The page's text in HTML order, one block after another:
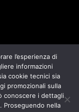
l’esperienza di
informazioni
cookie tecnici sia
promozionali sulla
conoscere i dettagli
Proseguendo nella